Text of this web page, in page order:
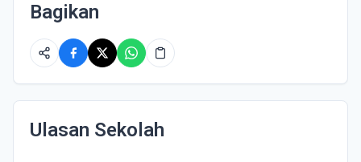
Bagikan
Ulasan Sekolah